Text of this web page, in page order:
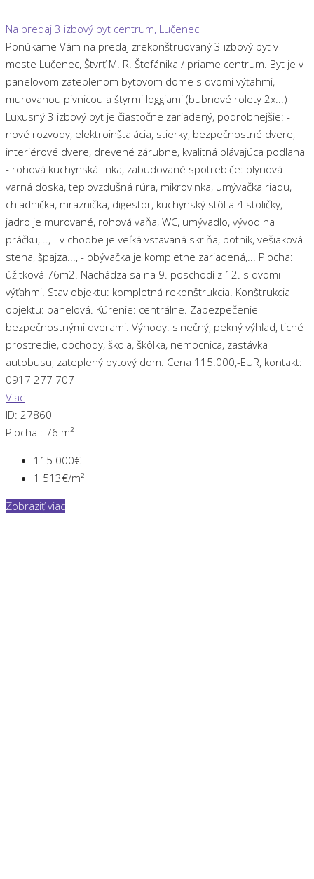
Na predaj 3 izbový byt centrum, Lučenec
Ponúkame Vám na predaj zrekonštruovaný 3 izbový byt v
meste Lučenec, Štvrť M. R. Štefánika / priame centrum. Byt je v
panelovom zateplenom bytovom dome s dvomi výťahmi,
murovanou pivnicou a štyrmi loggiami (bubnové rolety 2x...)
Luxusný 3 izbový byt je čiastočne zariadený, podrobnejšie: -
nové rozvody, elektroinštalácia, stierky, bezpečnostné dvere,
interiérové dvere, drevené zárubne, kvalitná plávajúca podlaha
- rohová kuchynská linka, zabudované spotrebiče: plynová
varná doska, teplovzdušná rúra, mikrovlnka, umývačka riadu,
chladnička, mraznička, digestor, kuchynský stôl a 4 stoličky, -
jadro je murované, rohová vaňa, WC, umývadlo, vývod na
práčku,..., - v chodbe je veľká vstavaná skriňa, botník, vešiaková
stena, špajza..., - obývačka je kompletne zariadená,... Plocha:
úžitková 76m2. Nachádza sa na 9. poschodí z 12. s dvomi
výťahmi. Stav objektu: kompletná rekonštrukcia. Konštrukcia
objektu: panelová. Kúrenie: centrálne. Zabezpečenie
bezpečnostnými dverami. Výhody: slnečný, pekný výhľad, tiché
prostredie, obchody, škola, škôlka, nemocnica, zastávka
autobusu, zateplený bytový dom. Cena 115.000,-EUR, kontakt:
0917 277 707
Viac
ID: 27860
Plocha : 76 m²
115 000€
1 513€/m²
Zobraziť viac